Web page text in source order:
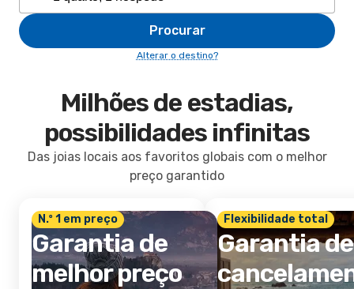
Procurar
Alterar o destino?
Milhões de estadias,
possibilidades infinitas
Das joias locais aos favoritos globais com o melhor
preço garantido
N.º 1 em preço
Garantia de
melhor preço
Flexibilidade total
Garantia de